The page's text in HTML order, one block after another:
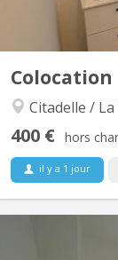
Colocation
Citadelle /
400 € hors
il y a 1 jour